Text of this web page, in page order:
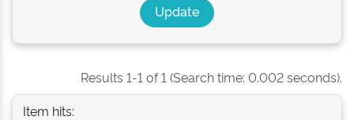
Results 1-1 of 1 (Search time: 0.002 seconds).
Item hits: